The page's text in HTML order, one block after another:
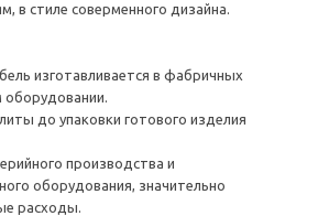
в стиле соверменного дизайна.
изготавливается в фабричных
оборудовании.
до упаковки готового изделия
производства и
оборудования, значительно
расходы.